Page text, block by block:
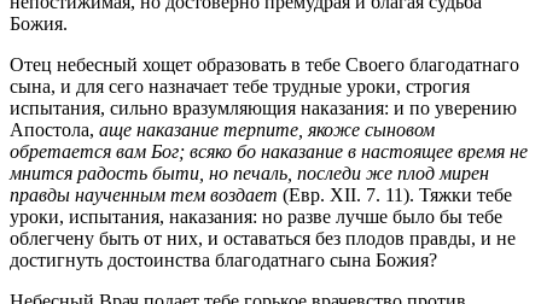
Божия.
Отец небесный хощет образовать в тебе Своего благодатнаго
сына, и для сего назначает тебе трудные уроки, строгия
испытания, сильно вразумляющия наказания: и по уверению
Апостола, аще наказание терпите, якоже сыновом
обретается вам Бог; всяко бо наказание в настоящее время не
мнится радость быти, но печаль, последи же плод мирен
правды наученным тем воздает (Евр. XII. 7. 11). Тяжки тебе
уроки, испытания, наказания: но разве лучше было бы тебе
облегчену быть от них, и оставаться без плодов правды, и не
достигнуть достоинства благодатнаго сына Божия?